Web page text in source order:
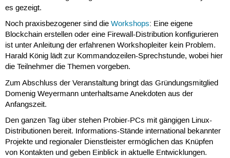
es gezeigt.
Noch praxisbezogener sind die Workshops: Eine eigene
Blockchain erstellen oder eine Firewall-Distribution konfigurieren
ist unter Anleitung der erfahrenen Workshopleiter kein Problem.
Harald König lädt zur Kommandozeilen-Sprechstunde, wobei hier
die Teilnehmer die Themen vorgeben.
Zum Abschluss der Veranstaltung bringt das Gründungsmitglied
Domenig Weyermann unterhaltsame Anekdoten aus der
Anfangszeit.
Den ganzen Tag über stehen Probier-PCs mit gängigen Linux-
Distributionen bereit. Informations-Stände international bekannter
Projekte und regionaler Dienstleister ermöglichen das Knüpfen
von Kontakten und geben Einblick in aktuelle Entwicklungen.